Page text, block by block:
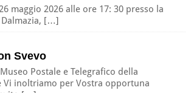
maggio 2026 alle ore 17: 30 presso la
Dalmazia, […]
Svevo
Postale e Telegrafico della
Vi inoltriamo per Vostra opportuna